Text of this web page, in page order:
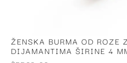
Skip
to
the
ŽENSKA BURMA OD ROZE
DIJAMANTIMA ŠIRINE 4